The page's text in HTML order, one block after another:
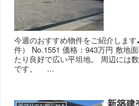
今週のおすすめ物件をご紹介しま
件） No.1551 価格：943万円 敷地
たり良好で広い平坦地。 周辺には
です。 ...